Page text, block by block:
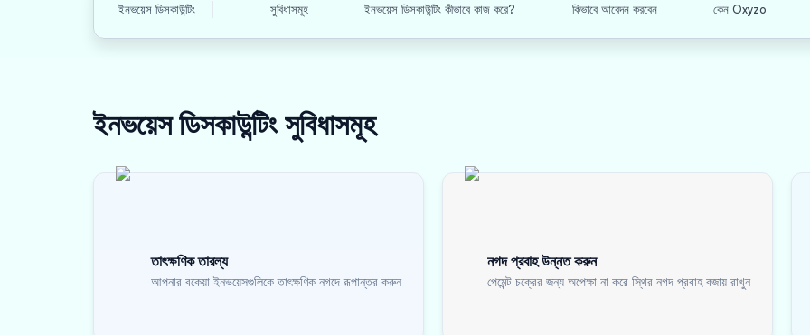
ইনভয়েস ডিসকাউন্টিং সুবিধাসমূহ ইনভয়েস ডিসকাউন্টিং কীভাবে কাজ করে? কিভাবে আবেদন করবেন কেন Oxyzo
ইনভয়েস ডিসকাউন্টিংসুবিধাসমূহ
তাৎক্ষণিক তারল্য
আপনার বকেয়া ইনভয়েসগুলিকে তাৎক্ষণিক নগদে রূপান্তর করুন
নগদ প্রবাহ উন্নত করুন
পেমেন্ট চক্রের জন্য অপেক্ষা না করে স্থির নগদ প্রবাহ বজায় রাখুন